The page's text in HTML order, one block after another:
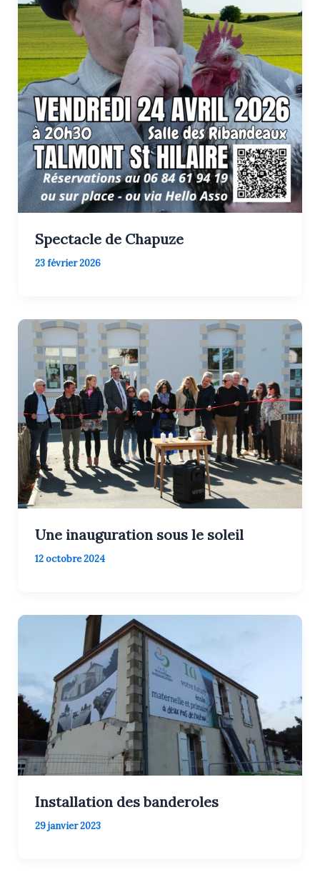
Spectacle de Chapuze
23 février 2026
Une inauguration sous le soleil
12 octobre 2024
Installation des banderoles
29 janvier 2023